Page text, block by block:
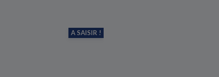
A SAISIR !